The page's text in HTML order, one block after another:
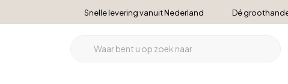
Snelle levering vanuit Nederland Dé